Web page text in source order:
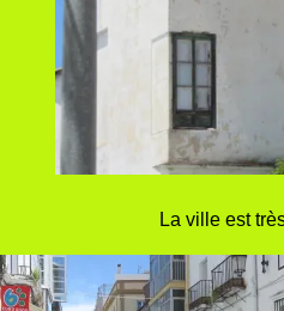
La ville est